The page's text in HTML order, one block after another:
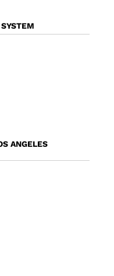
ANGELES